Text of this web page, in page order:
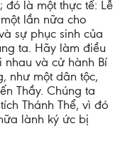
là một thực tế: Lễ
lần nữa cho
sự phục sinh của
ta. Hãy làm điều
nhau và cử hành Bí
như một dân tộc,
Thầy. Chúng ta
Thánh Thể, vì đó
lành ký ức bị